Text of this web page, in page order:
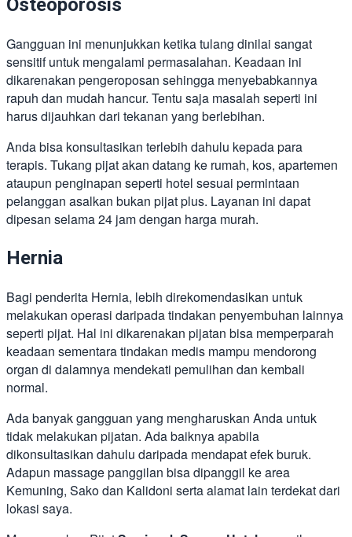
Gangguan ini menunjukkan ketika tulang dinilai sangat
sensitif untuk mengalami permasalahan. Keadaan ini
dikarenakan pengeroposan sehingga menyebabkannya
rapuh dan mudah hancur. Tentu saja masalah seperti ini
harus dijauhkan dari tekanan yang berlebihan.
Anda bisa konsultasikan terlebih dahulu kepada para
terapis. Tukang pijat akan datang ke rumah, kos, apartemen
ataupun penginapan seperti hotel sesuai permintaan
pelanggan asalkan bukan pijat plus. Layanan ini dapat
dipesan selama 24 jam dengan harga murah.
Hernia
Bagi penderita Hernia, lebih direkomendasikan untuk
melakukan operasi daripada tindakan penyembuhan lainnya
seperti pijat. Hal ini dikarenakan pijatan bisa memperparah
keadaan sementara tindakan medis mampu mendorong
organ di dalamnya mendekati pemulihan dan kembali
normal.
Ada banyak gangguan yang mengharuskan Anda untuk
tidak melakukan pijatan. Ada baiknya apabila
dikonsultasikan dahulu daripada mendapat efek buruk.
Adapun massage panggilan bisa dipanggil ke area
Kemuning, Sako dan Kalidoni serta alamat lain terdekat dari
lokasi saya.